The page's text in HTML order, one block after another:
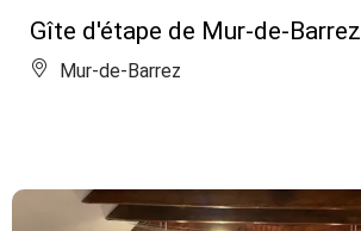
Gîte d'étape de Mur-de-Barrez
Mur-de-Barrez